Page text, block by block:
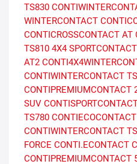
TS830
WINTERCONTACT
CONTICROSSCONTACT AT
TS810 4X4 SPORTCONTACT
AT2
CONTIWINTERCONTACT
CONTIPREMIUMCONTACT
SUV
TS780
CONTIWINTERCONTACT
FORCE CONTI.ECONTACT
CONTIPREMIUMCONTACT